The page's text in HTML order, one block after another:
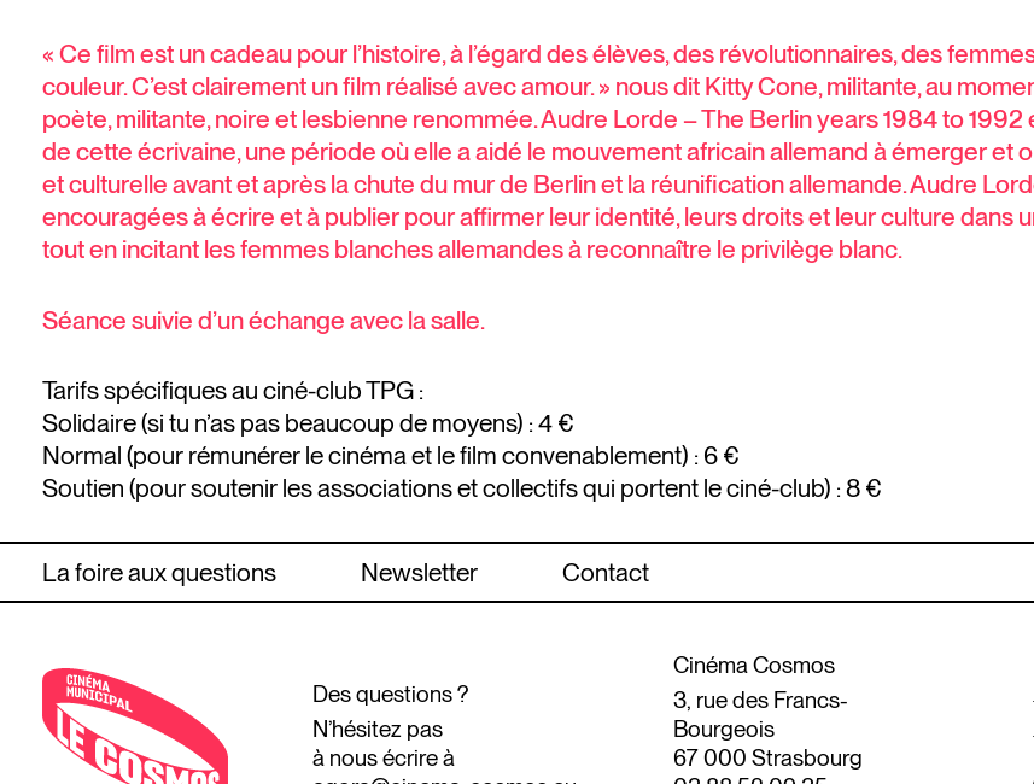
« Ce film est un cadeau pour l’histoire, à l’égard des élèves, des révolutionnaires, des
couleur. C’est clairement un film réalisé avec amour. » nous dit Kitty Cone, militante, au
poète, militante, noire et lesbienne renommée. Audre Lorde – The Berlin years 1984 to
de cette écrivaine, une période où elle a aidé le mouvement africain allemand à émerger et
et culturelle avant et après la chute du mur de Berlin et la réunification allemande. Audre
encouragées à écrire et à publier pour affirmer leur identité, leurs droits et leur culture dans
tout en incitant les femmes blanches allemandes à reconnaître le privilège blanc.
Séance suivie d’un échange avec la salle.
Tarifs spécifiques au ciné-club TPG :
Solidaire (si tu n’as pas beaucoup de moyens) : 4 €
Normal (pour rémunérer le cinéma et le film convenablement) : 6 €
Soutien (pour soutenir les associations et collectifs qui portent le ciné-club) : 8 €
La foire aux questions Newsletter Contact
Des questions ?
N’hésitez pas
à nous écrire à
Cinéma Cosmos
3, rue des Francs-
Bourgeois
67 000 Strasbourg